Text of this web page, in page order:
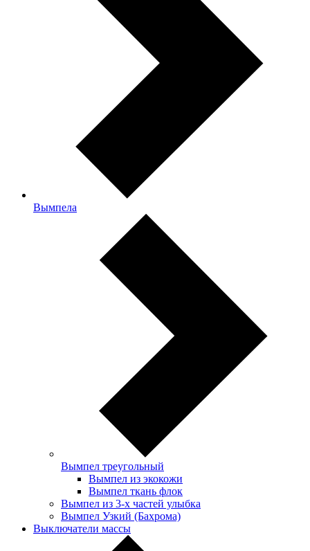
Вымпела
Вымпел треугольный
Вымпел из экокожи
Вымпел ткань флок
Вымпел из 3-х частей улыбка
Вымпел Узкий (Бахрома)
Выключатели массы